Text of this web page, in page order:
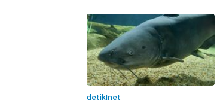
detikInet